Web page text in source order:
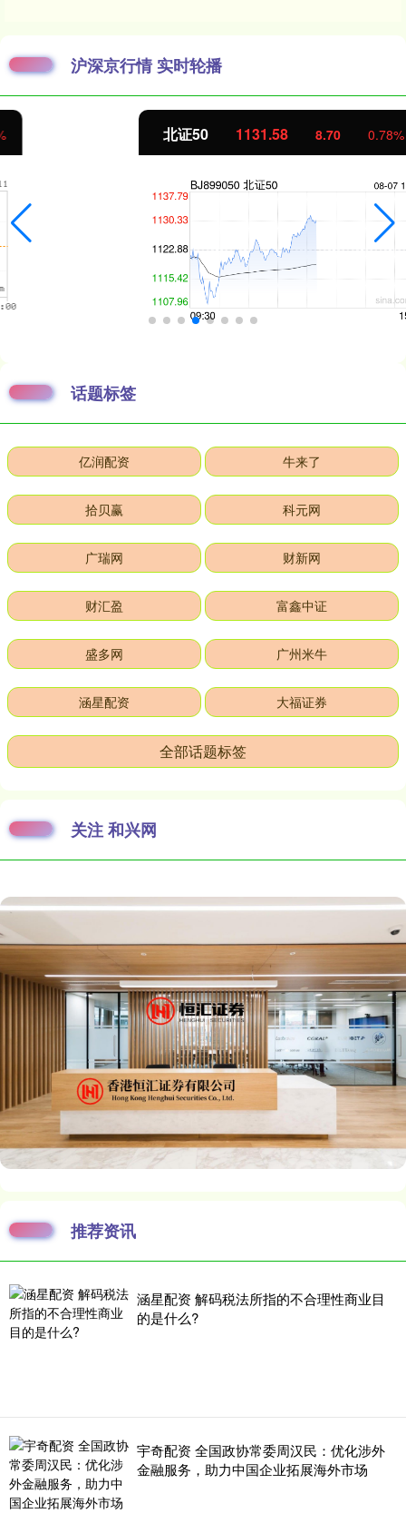
沪深京行情 实时轮播
1131.58 8.70 0.78%
话题标签
亿润配资 牛来了
拾贝赢 科元网
广瑞网 财新网
财汇盈 富鑫中证
盛多网 广州米牛
涵星配资 大福证券
全部话题标签
关注 和兴网
推荐资讯
涵星配资 解码税法所指的不合理性商业目
的是什么?
宇奇配资 全国政协常委周汉民：优化涉外
金融服务，助力中国企业拓展海外市场